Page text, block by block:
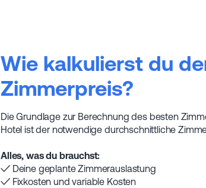
Wie kalkulierst du
Zimmerpreis?
Die Grundlage zur Berechnung des besten
Hotel ist der notwendige durchschnittliche
Alles, was du brauchst:
✓ Deine geplante Zimmerauslastung
✓ Fixkosten und variable Kosten